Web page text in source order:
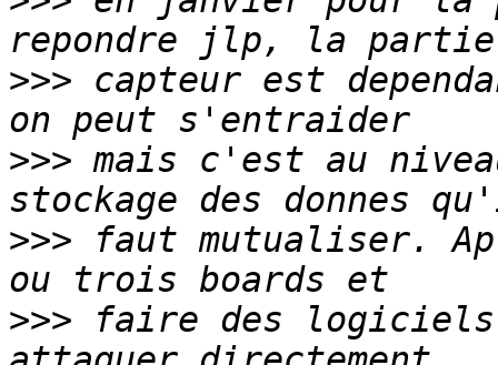
>>> capteur est
>>> mais c'est au
>>> faut mutualiser.
>>> faire des logiciels